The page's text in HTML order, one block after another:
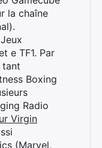
la chaîne
e TF1. Par
tant
Boxing
Radio
Virgin
(Marvel,